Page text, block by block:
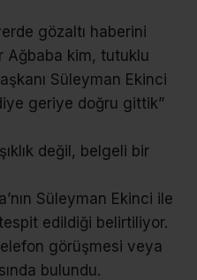
gözaltı haberini
Ağbaba kim, tutuklu
Süleyman Ekinci
geriye doğru gittik”
değil, belgeli bir
Süleyman Ekinci ile
edildiği belirtiliyor.
görüşmesi veya
bulundu.